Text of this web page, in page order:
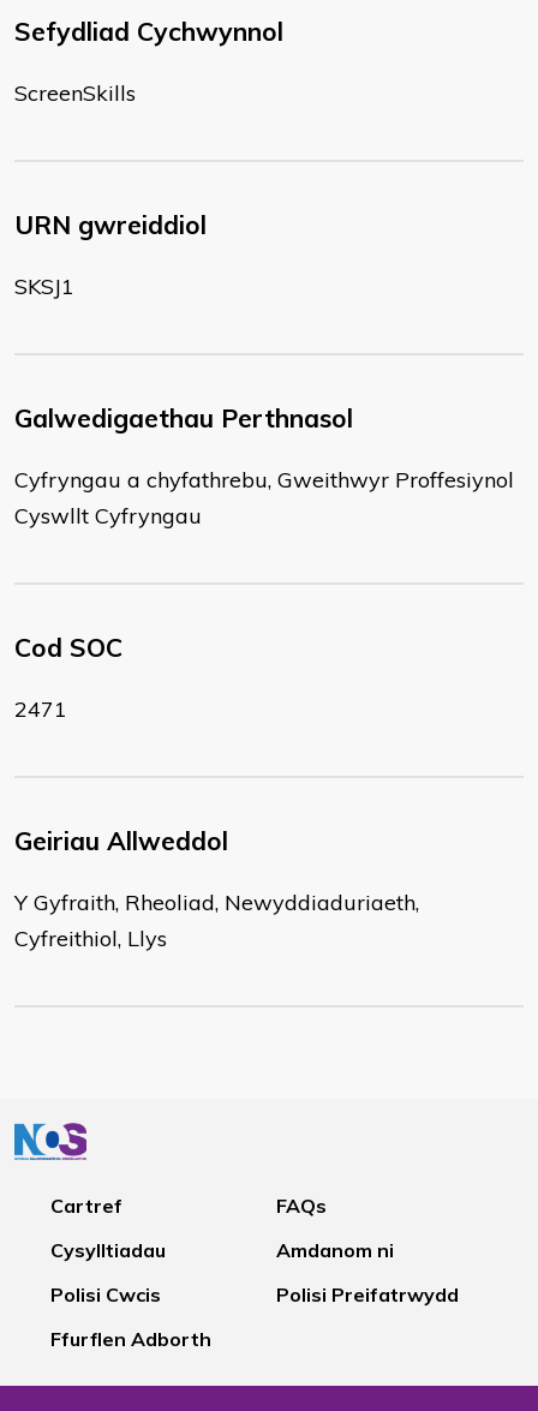
Sefydliad Cychwynnol
ScreenSkills
URN gwreiddiol
SKSJ1
Galwedigaethau Perthnasol
Cyfryngau a chyfathrebu, Gweithwyr Proffesiynol
Cyswllt Cyfryngau
Cod SOC
2471
Geiriau Allweddol
Y Gyfraith, Rheoliad, Newyddiaduriaeth,
Cyfreithiol, Llys
Cartref
FAQs
Cysylltiadau
Amdanom ni
Polisi Cwcis
Polisi Preifatrwydd
Ffurflen Adborth